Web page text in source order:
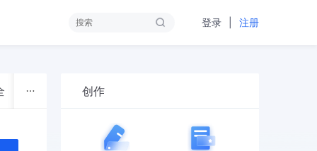
登录 注册
物联网 开源技术
创作